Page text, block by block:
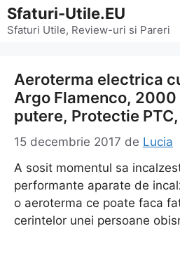
Sari
la
Sfaturi-Utile.EU
Sfaturi Utile, Review-uri si Pareri
Aeroterma electrica
Argo Flamenco, 2000
putere, Protectie
15 decembrie 2017 de Lucia
A sosit momentul sa
performante aparate de
o aeroterma ce poate faca
cerintelor unei persoane